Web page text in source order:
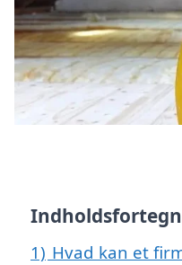
1) Hvad kan et